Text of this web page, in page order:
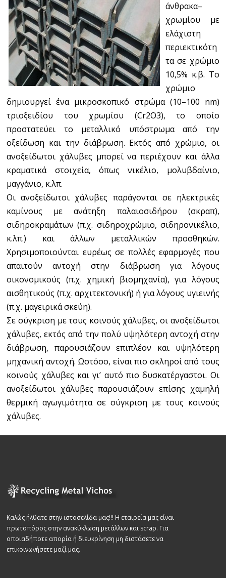
άνθρακα–
χρωμίου με
ελάχιστη
περιεκτικότη
τα σε χρώμιο
10,5% κ.β. Το
χρώμιο
δημιουργεί ένα μικροσκοπικό στρώμα (10–100 nm)
τριοξειδίου του χρωμίου (Cr2O3), το οποίο
προστατεύει το μεταλλικό υπόστρωμα από την
οξείδωση και την διάβρωση. Εκτός από χρώμιο, οι
ανοξείδωτοι χάλυβες μπορεί να περιέχουν και άλλα
κραματικά στοιχεία, όπως νικέλιο, μολυβδαίνιο,
μαγγάνιο, κ.λπ.
Οι ανοξείδωτοι χάλυβες παράγονται σε ηλεκτρικές
καμίνους με ανάτηξη παλαιοσιδήρου (σκραπ),
σιδηροκραμάτων (π.χ. σιδηροχρώμιο, σιδηρονικέλιο,
κ.λπ.) και άλλων μεταλλικών προσθηκών.
Χρησιμοποιούνται ευρέως σε πολλές εφαρμογές που
απαιτούν αντοχή στην διάβρωση για λόγους
οικονομικούς (π.χ. χημική βιομηχανία), για λόγους
αισθητικούς (π.χ. αρχιτεκτονική) ή για λόγους υγιεινής
(π.χ. μαγειρικά σκεύη).
Σε σύγκριση με τους κοινούς χάλυβες, οι ανοξείδωτοι
χάλυβες, εκτός από την πολύ υψηλότερη αντοχή στην
διάβρωση, παρουσιάζουν επιπλέον και υψηλότερη
μηχανική αντοχή. Ωστόσο, είναι πιο σκληροί από τους
κοινούς χάλυβες και γι’ αυτό πιο δυσκατέργαστοι. Οι
ανοξείδωτοι χάλυβες παρουσιάζουν επίσης χαμηλή
θερμική αγωγιμότητα σε σύγκριση με τους κοινούς
χάλυβες.
Καλώς ήλθατε στην ιστοσελίδα μας!!! Η εταιρεία μας είναι
πρωτοπόρος στην ανακύκλωση μετάλλων και scrap. Για
οποιαδήποτε απορία ή διευκρίνηση μη διστάσετε να
επικοινωνήσετε μαζί μας.